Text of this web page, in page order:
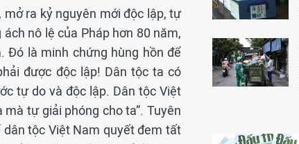
ra kỷ nguyên mới độc lập, tự
nô lệ của Pháp hơn 80 năm,
Đó là minh chứng hùng hồn để
được độc lập! Dân tộc ta có
tự do và độc lập. Dân tộc Việt
tự giải phóng cho ta”. Tuyên
tộc Việt Nam quyết đem tất